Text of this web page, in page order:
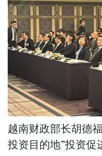
越南财政部长胡德
投资目的地”投资促